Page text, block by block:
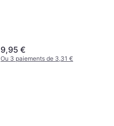
9,95 €
Ou 3 paiements de 3,31 €